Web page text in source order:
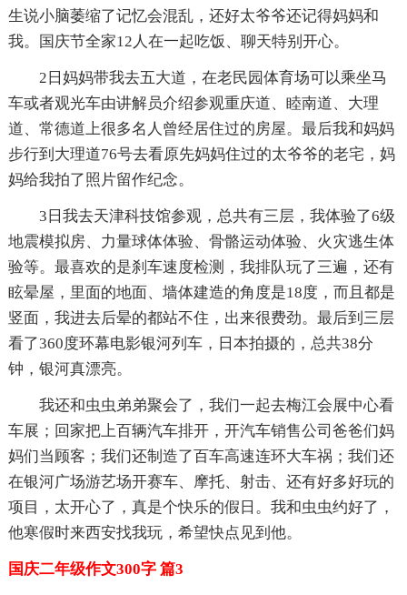
生说小脑萎缩了记忆会混乱，还好太爷爷还记得妈妈和
我。国庆节全家12人在一起吃饭、聊天特别开心。
2日妈妈带我去五大道，在老民园体育场可以乘坐马
车或者观光车由讲解员介绍参观重庆道、睦南道、大理
道、常德道上很多名人曾经居住过的房屋。最后我和妈妈
步行到大理道76号去看原先妈妈住过的太爷爷的老宅，妈
妈给我拍了照片留作纪念。
3日我去天津科技馆参观，总共有三层，我体验了6级
地震模拟房、力量球体体验、骨骼运动体验、火灾逃生体
验等。最喜欢的是刹车速度检测，我排队玩了三遍，还有
眩晕屋，里面的地面、墙体建造的角度是18度，而且都是
竖面，我进去后晕的都站不住，出来很费劲。最后到三层
看了360度环幕电影银河列车，日本拍摄的，总共38分
钟，银河真漂亮。
我还和虫虫弟弟聚会了，我们一起去梅江会展中心看
车展；回家把上百辆汽车排开，开汽车销售公司爸爸们妈
妈们当顾客；我们还制造了百车高速连环大车祸；我们还
在银河广场游艺场开赛车、摩托、射击、还有好多好玩的
项目，太开心了，真是个快乐的假日。我和虫虫约好了，
他寒假时来西安找我玩，希望快点见到他。
国庆二年级作文300字 篇3